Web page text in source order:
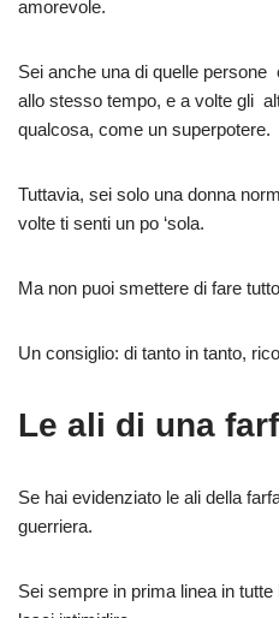
amorevole.
Sei anche una di quelle
allo stesso tempo, e a volte gli
qualcosa, come un superpotere.
Tuttavia, sei solo una donna
volte ti senti un po ‘sola.
Ma non puoi smettere di fare
Un consiglio: di tanto in tanto,
Le ali di una
Se hai evidenziato le ali della
guerriera.
Sei sempre in prima linea in